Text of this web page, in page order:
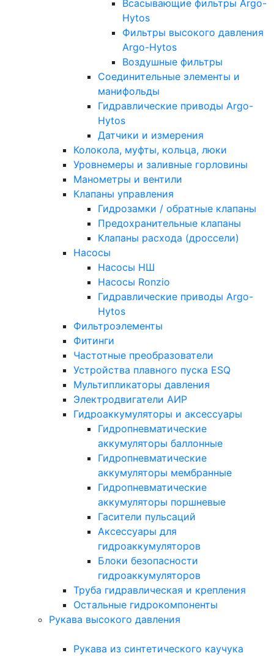
Всасывающие фильтры Argo-
Hytos
Фильтры высокого давления
Argo-Hytos
Воздушные фильтры
Соединительные элементы и
манифольды
Гидравлические приводы Argo-
Hytos
Датчики и измерения
Колокола, муфты, кольца, люки
Уровнемеры и заливные горловины
Манометры и вентили
Клапаны управления
Гидрозамки / обратные клапаны
Предохранительные клапаны
Клапаны расхода (дроссели)
Насосы
Насосы НШ
Насосы Ronzio
Гидравлические приводы Argo-
Hytos
Фильтроэлементы
Фитинги
Частотные преобразователи
Устройства плавного пуска ESQ
Мультипликаторы давления
Электродвигатели АИР
Гидроаккумуляторы и аксессуары
Гидропневматические
аккумуляторы баллонные
Гидропневматические
аккумуляторы мембранные
Гидропневматические
аккумуляторы поршневые
Гасители пульсаций
Аксессуары для
гидроаккумуляторов
Блоки безопасности
гидроаккумуляторов
Труба гидравлическая и крепления
Остальные гидрокомпоненты
Рукава высокого давления
Рукава из синтетического каучука